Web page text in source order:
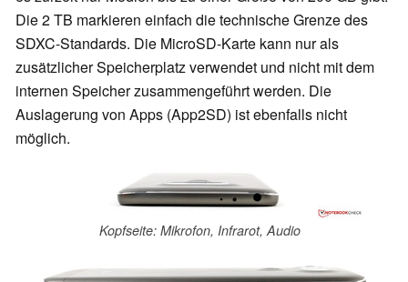
Die 2 TB markieren einfach die technische Grenze des
SDXC-Standards. Die MicroSD-Karte kann nur als
zusätzlicher Speicherplatz verwendet und nicht mit dem
internen Speicher zusammengeführt werden. Die
Auslagerung von Apps (App2SD) ist ebenfalls nicht
möglich.
Kopfseite: Mikrofon, Infrarot, Audio